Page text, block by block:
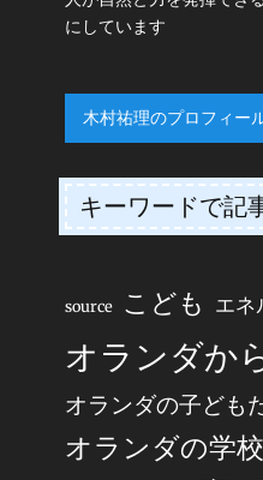
にしています
木村祐理のプロフィー
キーワードで記
source こども エネ
オランダか
オランダの子ども
オランダの学校